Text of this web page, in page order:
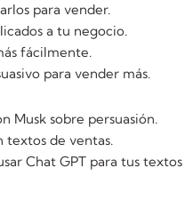
para vender.
a tu negocio.
fácilmente.
para vender más.
Musk sobre persuasión.
textos de ventas.
Chat GPT para tus textos